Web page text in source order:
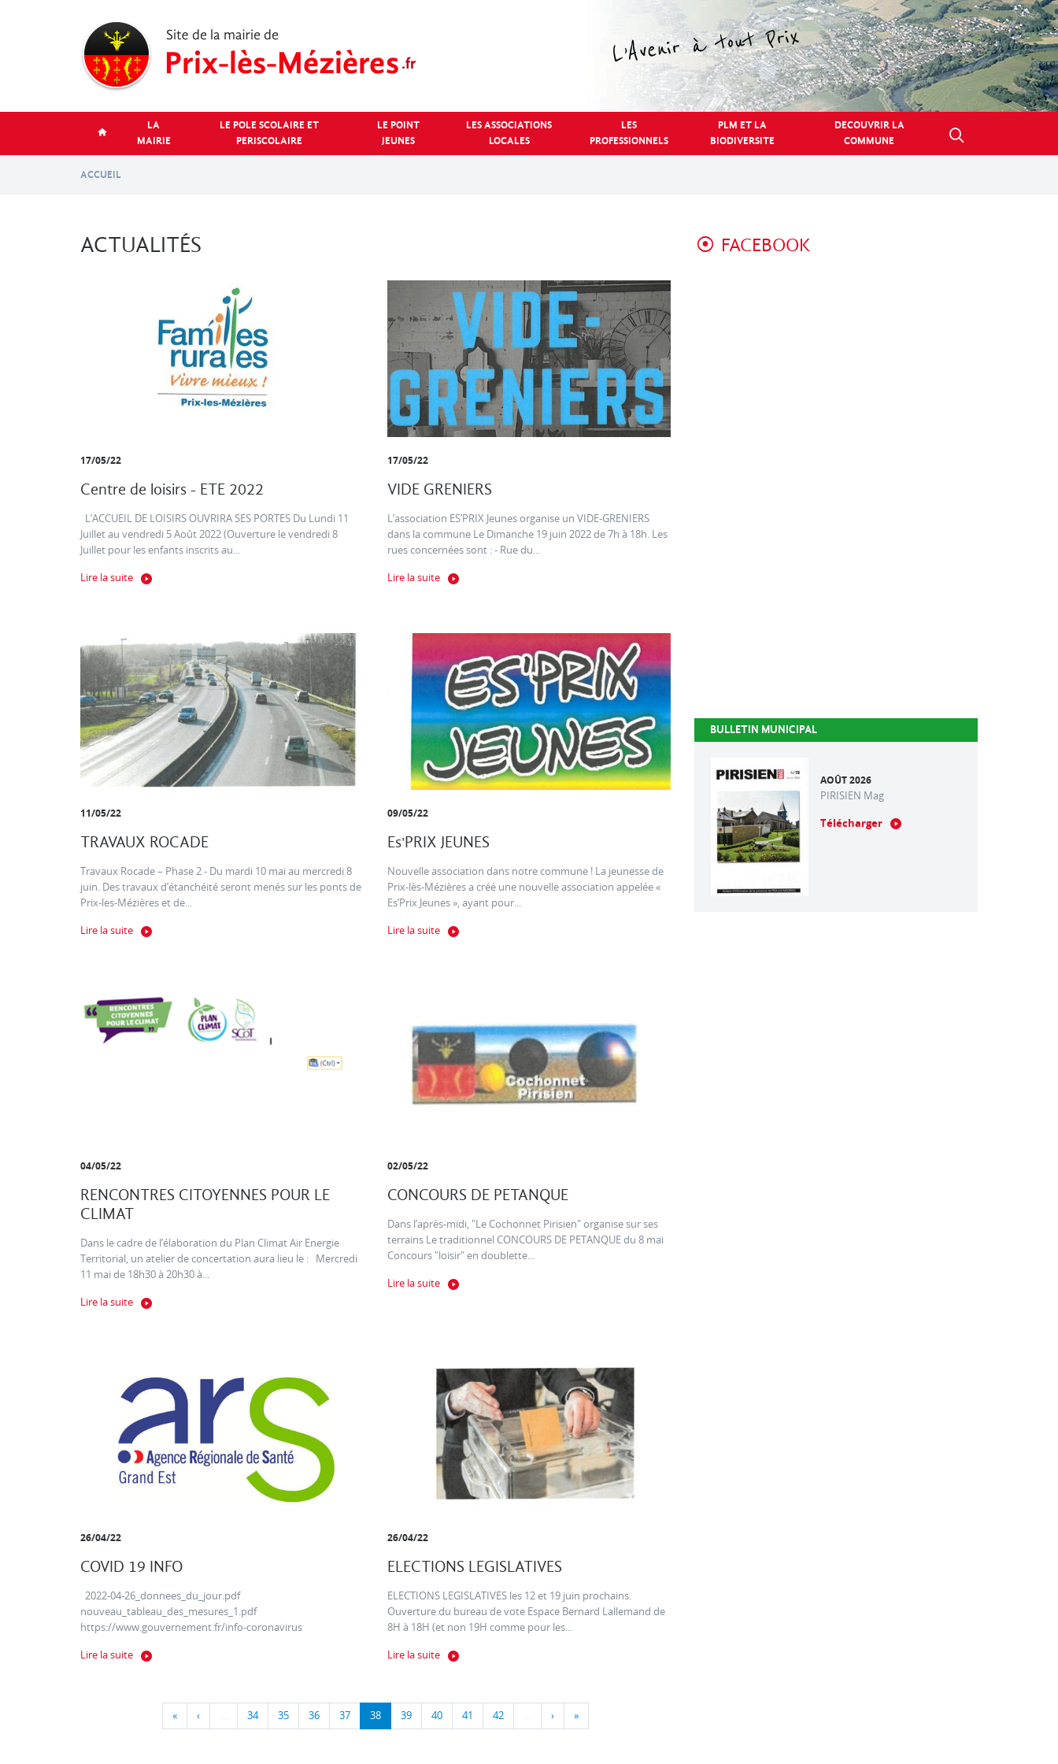
LA
MAIRIE
LE POLE SCOLAIRE ET
PERISCOLAIRE
LE POINT
JEUNES
LES ASSOCIATIONS
LOCALES
LES
PROFESSIONNELS
PLM ET LA
BIODIVERSITE
DECOUVRIR LA
COMMUNE
ACCUEIL
ACTUALITÉS
17/05/22
Centre de loisirs - ETE 2022
L’ACCUEIL DE LOISIRS OUVRIRA SES PORTES Du Lundi 11
Juillet au vendredi 5 Août 2022 (Ouverture le vendredi 8
Juillet pour les enfants inscrits au...
Lire la suite
17/05/22
VIDE GRENIERS
L’association ES’PRIX Jeunes organise un VIDE-GRENIERS
dans la commune Le Dimanche 19 juin 2022 de 7h à 18h. Les
rues concernées sont : - Rue du...
Lire la suite
11/05/22
TRAVAUX ROCADE
Travaux Rocade – Phase 2 - Du mardi 10 mai au mercredi 8
juin. Des travaux d’étanchéité seront menés sur les ponts de
Prix-les-Mézières et de...
Lire la suite
09/05/22
Es'PRIX JEUNES
Nouvelle association dans notre commune ! La jeunesse de
Prix-lès-Mézières a créé une nouvelle association appelée «
Es’Prix Jeunes », ayant pour...
Lire la suite
04/05/22
RENCONTRES CITOYENNES POUR LE
CLIMAT
Dans le cadre de l’élaboration du Plan Climat Air Energie
Territorial, un atelier de concertation aura lieu le : Mercredi
11 mai de 18h30 à 20h30 à...
Lire la suite
02/05/22
CONCOURS DE PETANQUE
Dans l’après-midi, "Le Cochonnet Pirisien" organise sur ses
terrains Le traditionnel CONCOURS DE PETANQUE du 8 mai
Concours "loisir" en doublette...
Lire la suite
26/04/22
COVID 19 INFO
2022-04-26_donnees_du_jour.pdf
nouveau_tableau_des_mesures_1.pdf
https://www.gouvernement.fr/info-coronavirus
Lire la suite
26/04/22
ELECTIONS LEGISLATIVES
ELECTIONS LEGISLATIVES les 12 et 19 juin prochains.
Ouverture du bureau de vote Espace Bernard Lallemand de
8H à 18H (et non 19H comme pour les...
Lire la suite
« ‹ … 34 35 36 37 38 39 40 41 42 … › »
FACEBOOK
BULLETIN MUNICIPAL
AOÛT 2026
PIRISIEN Mag
Télécharger